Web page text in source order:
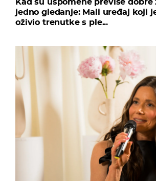
jedno gledanje: Mali uređaj koji
oživio trenutke s ple...